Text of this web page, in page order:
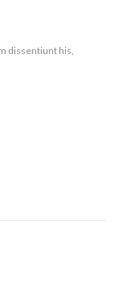
dissentiunt his,